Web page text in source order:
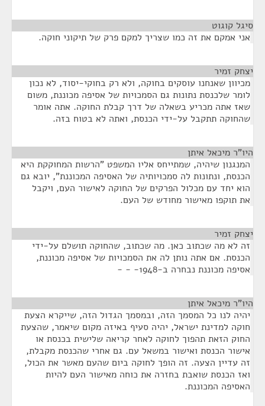
סיגל קוגוט
אני אמקם את זה כמו שצריך למקם פרק של תיקוני חוקה.
יצחק זמיר
מכיוון שאנחנו עוסקים בחוקה, ולא רק בחוקי-יסוד, לא נכון
לומר שלכנסת נתונות גם הסמכויות של אסיפה מכוננת, משום
שאז אתה מכריע בשאלה של דרך קבלת החוקה. אתה אומר
שהחוקה תתקבל על-ידי הכנסת, ואתה לא בטוח בזה.
היו"ר מיכאל איתן
המנגנון שיהיה, שמתייחס אליו המשפט "הרשות המחוקקת היא
הכנסת, ונתונות לה סמכויותיה של האסיפה המכוננת", יובא גם
הוא יחד עם מכלול הפרקים של החוקה לאישור העם, ויקבל
את תוקפו מאישור מחודש של העם.
יצחק זמיר
זה לא מה שכתוב כאן. מה שכתוב, שהחוקה תושלם על-ידי
הכנסת. אם אתה נותן לה את הסמכויות של אסיפה מכוננת,
אסיפה מכוננת נבחרה ב-1948- - -
היו"ר מיכאל איתן
יהיה לנו כל המסמך הזה, ובמסמך הגדול הזה, שייקרא הצעת
חוקה למדינת ישראל, יהיה סעיף באיזה מקום שיאמר, שהצעת
החוק הזאת תהפוך לחוקה לאחר קריאה שלישית בכנסת או
אישור הכנסת ואישור במשאל עם. גם אחרי שהכנסת מקבלת,
זה עדיין הצעה. זה הופך לחוקה ביום שהעם מאשר את הכול,
ואז הכנסת שואבת בחזרה את כוחה מאישור העם להיות
האסיפה המכוננת.